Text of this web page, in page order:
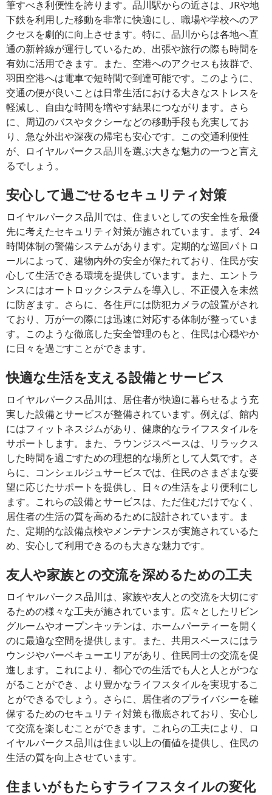
筆すべき利便性を誇ります。品川駅からの近さは、JRや地
下鉄を利用した移動を非常に快適にし、職場や学校へのア
クセスを劇的に向上させます。特に、品川からは各地へ直
通の新幹線が運行しているため、出張や旅行の際も時間を
有効に活用できます。また、空港へのアクセスも抜群で、
羽田空港へは電車で短時間で到達可能です。このように、
交通の便が良いことは日常生活における大きなストレスを
軽減し、自由な時間を増やす結果につながります。さら
に、周辺のバスやタクシーなどの移動手段も充実してお
り、急な外出や深夜の帰宅も安心です。この交通利便性
が、ロイヤルパークス品川を選ぶ大きな魅力の一つと言え
るでしょう。
安心して過ごせるセキュリティ対策
ロイヤルパークス品川では、住まいとしての安全性を最優
先に考えたセキュリティ対策が施されています。まず、24
時間体制の警備システムがあります。定期的な巡回パトロ
ールによって、建物内外の安全が保たれており、住民が安
心して生活できる環境を提供しています。また、エントラ
ンスにはオートロックシステムを導入し、不正侵入を未然
に防ぎます。さらに、各住戸には防犯カメラの設置がされ
ており、万が一の際には迅速に対応する体制が整っていま
す。このような徹底した安全管理のもと、住民は心穏やか
に日々を過ごすことができます。
快適な生活を支える設備とサービス
ロイヤルパークス品川は、居住者が快適に暮らせるよう充
実した設備とサービスが整備されています。例えば、館内
にはフィットネスジムがあり、健康的なライフスタイルを
サポートします。また、ラウンジスペースは、リラックス
した時間を過ごすための理想的な場所として人気です。さ
らに、コンシェルジュサービスでは、住民のさまざまな要
望に応じたサポートを提供し、日々の生活をより便利にし
ます。これらの設備とサービスは、ただ住むだけでなく、
居住者の生活の質を高めるために設計されています。ま
た、定期的な設備点検やメンテナンスが実施されているた
め、安心して利用できるのも大きな魅力です。
友人や家族との交流を深めるための工夫
ロイヤルパークス品川は、家族や友人との交流を大切にす
るための様々な工夫が施されています。広々としたリビン
グルームやオープンキッチンは、ホームパーティーを開く
のに最適な空間を提供します。また、共用スペースにはラ
ウンジやバーベキューエリアがあり、住民同士の交流を促
進します。これにより、都心での生活でも人と人とがつな
がることができ、より豊かなライフスタイルを実現するこ
とができるでしょう。さらに、居住者のプライバシーを確
保するためのセキュリティ対策も徹底されており、安心し
て交流を楽しむことができます。これらの工夫により、ロ
イヤルパークス品川は住まい以上の価値を提供し、住民の
生活の質を向上させています。
住まいがもたらすライフスタイルの変化